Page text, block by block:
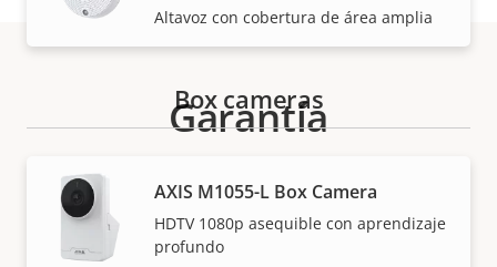
Altavoz con cobertura de área amplia
Box cameras
AXIS M1055-L Box Camera
HDTV 1080p asequible con aprendizaje
profundo
Garantía